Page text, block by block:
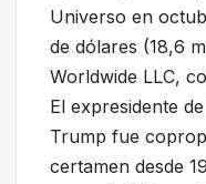
Universo en
de dólares (18,6
Worldwide LLC,
El expresidente
Trump fue
certamen desde